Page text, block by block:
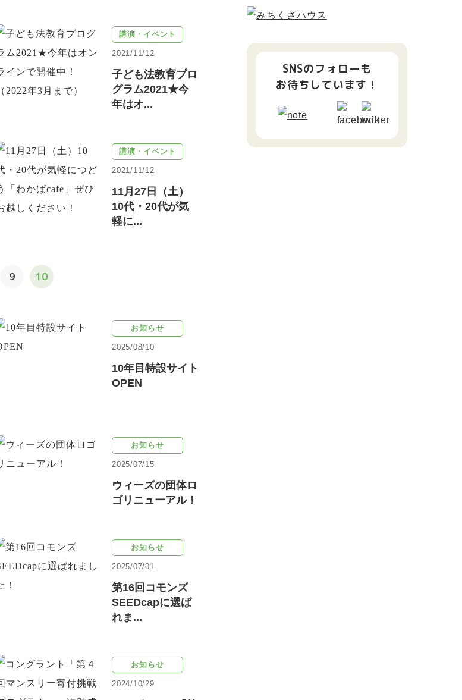
講演・イベント
2021/11/12
子ども法教育プロ
グラム2021★今
年はオ...
講演・イベント
2021/11/12
11月27日（土）
10代・20代が気
軽に...
9 10
お知らせ
2025/08/10
10年目特設サイト
OPEN
お知らせ
2025/07/15
ウィーズの団体ロ
ゴリニューアル！
お知らせ
2025/07/01
第16回コモンズ
SEEDcapに選ば
れま...
お知らせ
2024/10/29
SNSのフォローも
お待ちしています！